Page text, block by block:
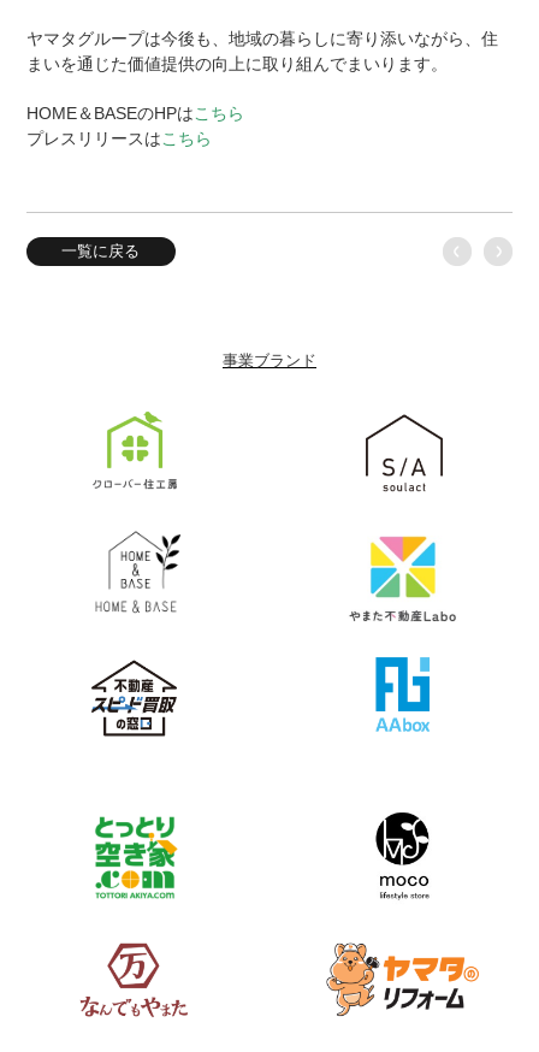
ヤマタグループは今後も、地域の暮らしに寄り添いながら、住
まいを通じた価値提供の向上に取り組んでまいります。
HOME＆BASEのHPはこちら
プレスリリースはこちら
一覧に戻る
事業ブランド